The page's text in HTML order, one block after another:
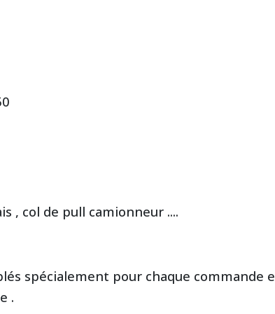
, col de pull camionneur ....
spécialement pour chaque commande
.